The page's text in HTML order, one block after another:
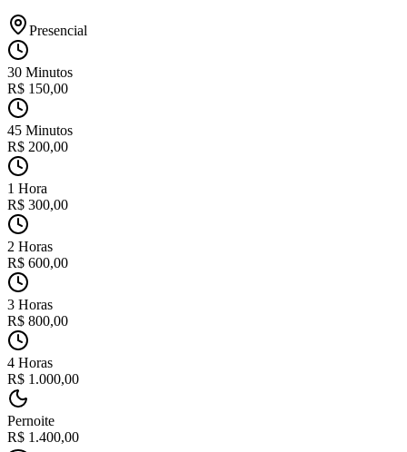
Presencial
30 Minutos
R$ 150,00
45 Minutos
R$ 200,00
1 Hora
R$ 300,00
2 Horas
R$ 600,00
3 Horas
R$ 800,00
4 Horas
R$ 1.000,00
Pernoite
R$ 1.400,00